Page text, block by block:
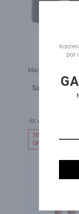
Mais cores:
Sandália
5X de R$ 117,80
30%
OFF
por